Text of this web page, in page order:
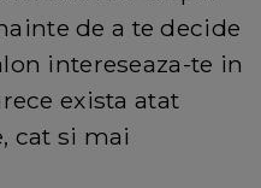
de a te decide
intereseaza-te in
exista atat
cat si mai